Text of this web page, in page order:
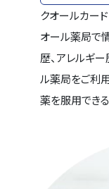
クオールカー
オール薬局で
歴、アレルギ
ル薬局をご利
薬を服用でき